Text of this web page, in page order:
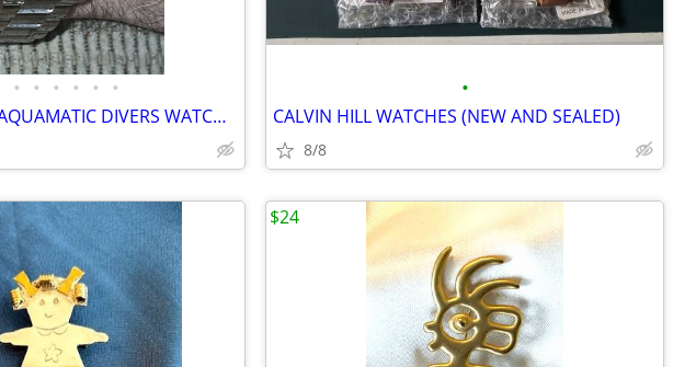
• • • • • •
Vintage CROTON AQUAMATIC DIVERS WATCH MENS CA301157 NEW BATTERY
•
CALVIN HILL WATCHES (NEW AND SEALED)
8/8
$24